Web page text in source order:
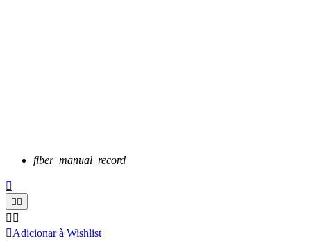
fiber_manual_record

 
 
Adicionar à Wishlist